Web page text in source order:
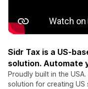
Sidr Tax is a US-
solution. Automate
Proudly built in the
solution for creating US